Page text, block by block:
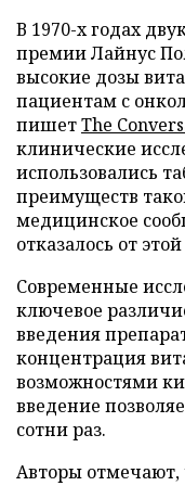
В 1970-х годах
премии Лайнус
высокие дозы
пациентам с
пишетThe
клинические
использовались
преимуществ
медицинское
отказалось от
Современные
ключевое
введения
концентрация
возможностями
введение
сотни раз.
Авторы отмечают,